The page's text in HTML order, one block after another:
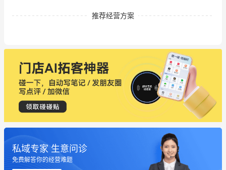
推荐经营方案
私域专家 生意问诊
免费解答你的经营难题
这个营销策划案例推荐大家看一下